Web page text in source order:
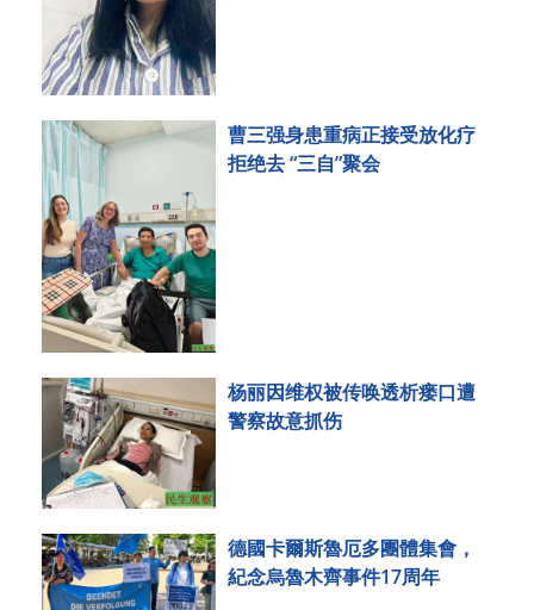
曹三强身患重病正接受放化疗
拒绝去 “三自”聚会
杨丽因维权被传唤透析瘘口遭
警察故意抓伤
德國卡爾斯魯厄多團體集會，
紀念烏魯木齊事件17周年